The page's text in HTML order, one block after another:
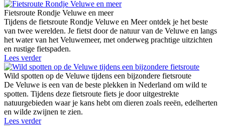
Fietsroute Rondje Veluwe en meer
Tijdens de fietsroute Rondje Veluwe en Meer ontdek je het beste
van twee werelden. Je fietst door de natuur van de Veluwe en langs
het water van het Veluwemeer, met onderweg prachtige uitzichten
en rustige fietspaden.
Lees verder
Wild spotten op de Veluwe tijdens een bijzondere fietsroute
De Veluwe is een van de beste plekken in Nederland om wild te
spotten. Tijdens deze fietsroute fiets je door uitgestrekte
natuurgebieden waar je kans hebt om dieren zoals reeën, edelherten
en wilde zwijnen te zien.
Lees verder